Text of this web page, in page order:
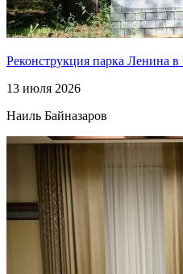
Реконструкция парка Ленина
13 июля 2026
Наиль Байназаров